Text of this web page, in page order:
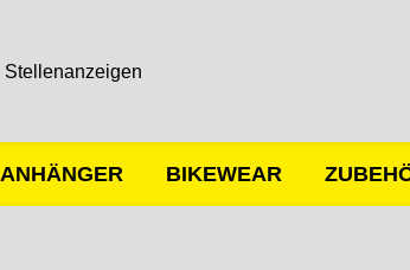
Stellenanzeigen
ANHÄNGER BIKEWEAR